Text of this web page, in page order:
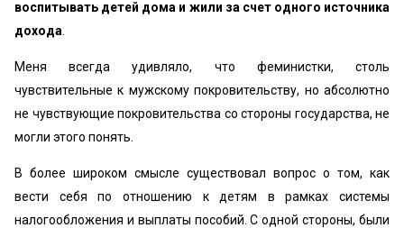
воспитывать детей дома и жили за счет одного источника
дохода
Меня всегда удивляло, что феминистки, столь
чувствительные к мужскому покровительству, но абсолютно
не чувствующие покровительства со стороны государства, не
могли этого понять.
В более широком смысле существовал вопрос о том, как
вести себя по отношению к детям в рамках системы
налогообложения и выплаты пособий. С одной стороны, были